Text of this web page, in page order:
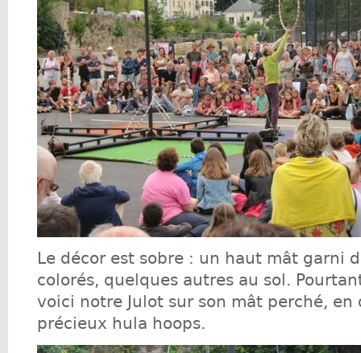
Le décor est sobre : un haut mât garni
colorés, quelques autres au sol.
voici notre Julot sur son mât perché, en
précieux hula hoops.